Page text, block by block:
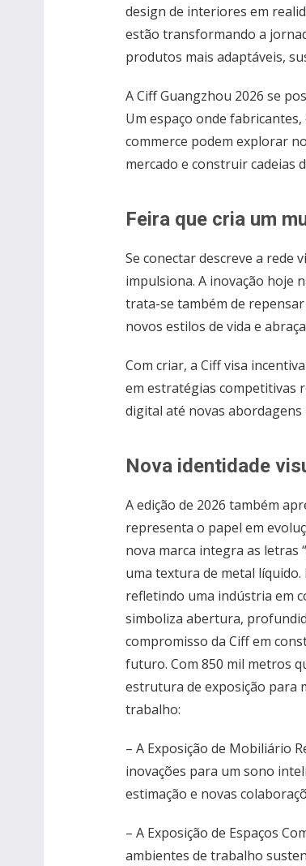
design de interiores em
estão transformando a
produtos mais adaptáveis,
A Ciff Guangzhou 2026 se
Um espaço onde
commerce podem explorar
mercado e construir cadeias
Feira que cria um
Se conectar descreve a rede
impulsiona. A inovação hoje
trata-se também de
novos estilos de vida e
Com criar, a Ciff visa
em estratégias competitivas
digital até novas
Nova identidade
A edição de 2026 também
representa o papel em
nova marca integra as letras
uma textura de metal
refletindo uma indústria em
simboliza abertura,
compromisso da Ciff em
futuro. Com 850 mil metros
estrutura de exposição para
trabalho:
– A Exposição de Mobiliário
inovações para um sono
estimação e novas
– A Exposição de Espaços
ambientes de trabalho